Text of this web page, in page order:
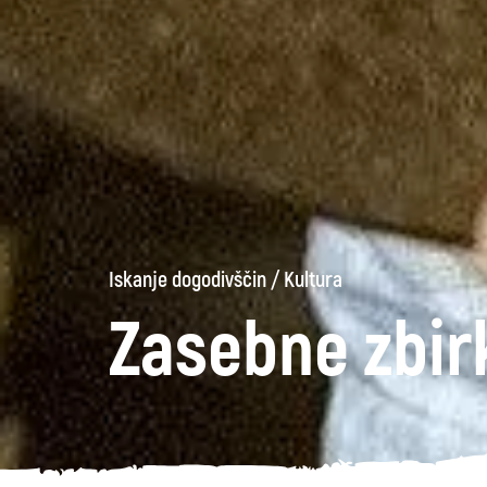
Iskanje dogodivščin/Kultura
Zasebne